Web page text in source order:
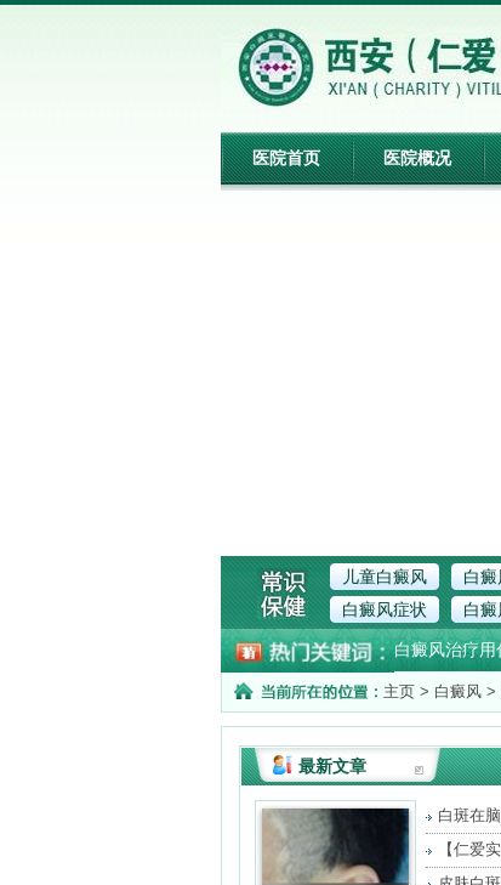
医院首页 医院概况
儿童白癜风 白
白癜风症状
白
白癜风治疗用
主页 > 白癜风 >
最新文章
白斑在
将
【仁爱
治